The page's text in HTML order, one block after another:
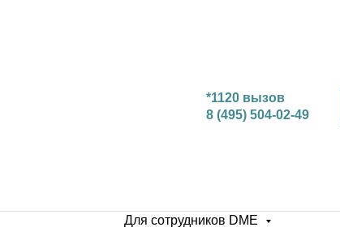
*1120 вызов
8 (495) 504-02-49
Для сотрудников DME